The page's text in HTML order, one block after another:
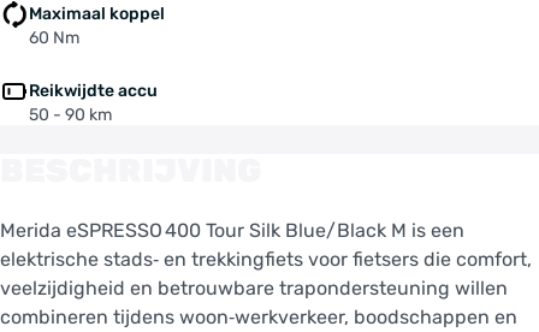
Maximaal koppel
60 Nm
Reikwijdte accu
50 - 90 km
Merida eSPRESSO 400 Tour Silk Blue/Black M is een
elektrische stads‑ en trekkingfiets voor fietsers die comfort,
veelzijdigheid en betrouwbare trapondersteuning willen
combineren tijdens woon‑werkverkeer, boodschappen en